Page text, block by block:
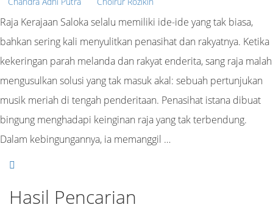
Raja Kerajaan Saloka selalu memiliki ide-ide yang tak biasa,
bahkan sering kali menyulitkan penasihat dan rakyatnya. Ketika
kekeringan parah melanda dan rakyat enderita, sang raja malah
mengusulkan solusi yang tak masuk akal: sebuah pertunjukan
musik meriah di tengah penderitaan. Penasihat istana dibuat
bingung menghadapi keinginan raja yang tak terbendung.
Dalam kebingungannya, ia memanggil …
Hasil Pencarian